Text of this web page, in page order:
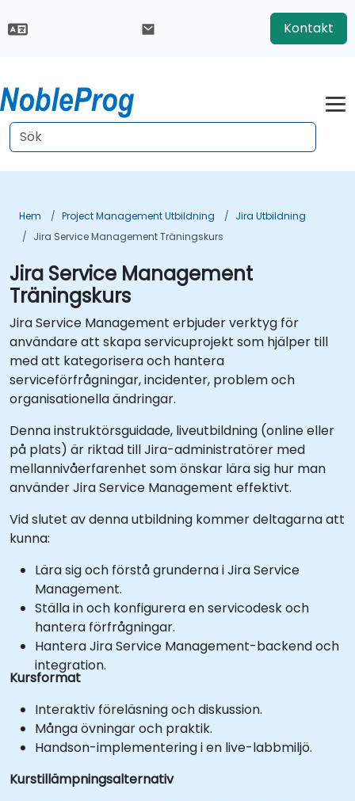
Kontakt
Hem Project Management Utbildning
Jira Utbildning
Jira Service Management Träningskurs
Jira Service Management
Träningskurs
Jira Service Management erbjuder verktyg för
användare att skapa servicuprojekt som hjälper till
med att kategorisera och hantera
serviceförfrågningar, incidenter, problem och
organisationella ändringar.
Denna instruktörsguidade, liveutbildning (online eller
på plats) är riktad till Jira-administratörer med
mellannivåerfarenhet som önskar lära sig hur man
använder Jira Service Management effektivt.
Vid slutet av denna utbildning kommer deltagarna att
kunna:
Lära sig och förstå grunderna i Jira Service
Management.
Ställa in och konfigurera en servicodesk och
hantera förfrågningar.
Hantera Jira Service Management-backend och
integration.
Kursformat
Interaktiv föreläsning och diskussion.
Många övningar och praktik.
Handson-implementering i en live-labbmiljö.
Kurstillämpningsalternativ